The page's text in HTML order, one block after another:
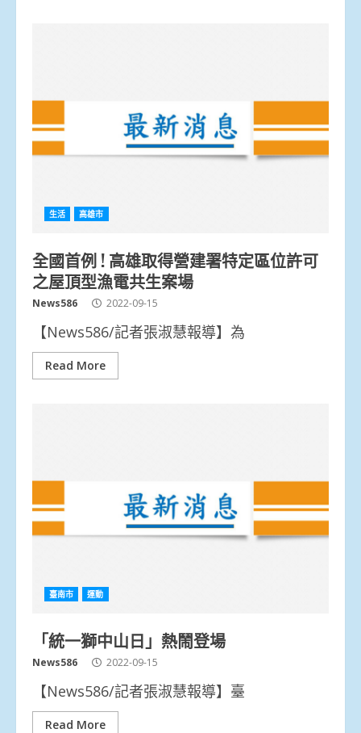
生活 高雄市
全國首例 ! 高雄取得營建署特定區位許可
之屋頂型漁電共生案場
News586 2022-09-15
【News586/記者張淑慧報導】為
Read More
臺南市 運動
「統一獅中山日」熱鬧登場
News586 2022-09-15
【News586/記者張淑慧報導】臺
Read More